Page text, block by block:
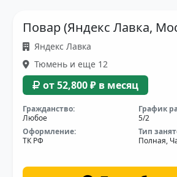
Повар (Яндекс Лавка,
Яндекс Лавка
Тюмень и еще 12
от 52,800 ₽ в месяц
Гражданство:
Любое
График
5/2
Оформление:
ТК РФ
Тип
Полная,